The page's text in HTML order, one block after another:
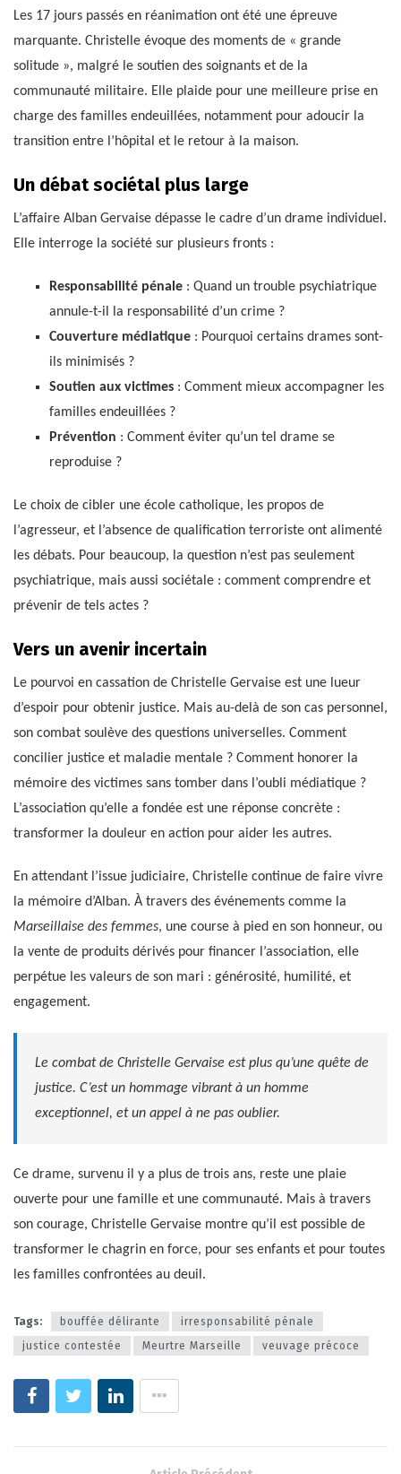
Les 17 jours passés en réanimation ont été une épreuve
marquante. Christelle évoque des moments de « grande
solitude », malgré le soutien des soignants et de la
communauté militaire. Elle plaide pour une meilleure prise en
charge des familles endeuillées, notamment pour adoucir la
transition entre l’hôpital et le retour à la maison.
Un débat sociétal plus large
L’affaire Alban Gervaise dépasse le cadre d’un drame individuel.
Elle interroge la société sur plusieurs fronts :
Responsabilité pénale : Quand un trouble psychiatrique
annule-t-il la responsabilité d’un crime ?
Couverture médiatique : Pourquoi certains drames sont-
ils minimisés ?
Soutien aux victimes : Comment mieux accompagner les
familles endeuillées ?
Prévention : Comment éviter qu’un tel drame se
reproduise ?
Le choix de cibler une école catholique, les propos de
l’agresseur, et l’absence de qualification terroriste ont alimenté
les débats. Pour beaucoup, la question n’est pas seulement
psychiatrique, mais aussi sociétale : comment comprendre et
prévenir de tels actes ?
Vers un avenir incertain
Le pourvoi en cassation de Christelle Gervaise est une lueur
d’espoir pour obtenir justice. Mais au-delà de son cas personnel,
son combat soulève des questions universelles. Comment
concilier justice et maladie mentale ? Comment honorer la
mémoire des victimes sans tomber dans l’oubli médiatique ?
L’association qu’elle a fondée est une réponse concrète :
transformer la douleur en action pour aider les autres.
En attendant l’issue judiciaire, Christelle continue de faire vivre
la mémoire d’Alban. À travers des événements comme la
Marseillaise des femmes, une course à pied en son honneur, ou
la vente de produits dérivés pour financer l’association, elle
perpétue les valeurs de son mari : générosité, humilité, et
engagement.
Le combat de Christelle Gervaise est plus qu’une quête de
justice. C’est un hommage vibrant à un homme
exceptionnel, et un appel à ne pas oublier.
Ce drame, survenu il y a plus de trois ans, reste une plaie
ouverte pour une famille et une communauté. Mais à travers
son courage, Christelle Gervaise montre qu’il est possible de
transformer le chagrin en force, pour ses enfants et pour toutes
les familles confrontées au deuil.
Tags: bouffée délirante
irresponsabilité pénale
justice contestée
Meurtre Marseille veuvage précoce